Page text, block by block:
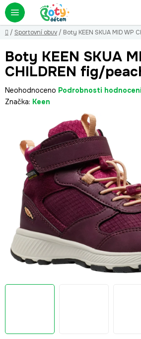
Přejít
na
obsah
Domů
/ Sportovní obuv / Boty KEEN SKUA MID WP
Boty KEEN SKUA
CHILDREN fig/
Průměrné
hodnocení
hvězdiček.
Neohodnoceno Podrobnosti
Značka: Keen